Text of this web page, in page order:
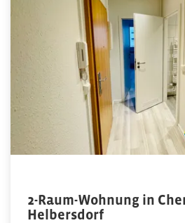
2-Raum-Wohnung in
Helbersdorf